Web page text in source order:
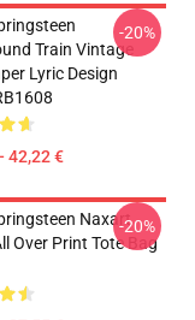
Train Vintage
Lyric Design
42,22 €
-20%
Naxart
Over Print Tote Bag
-20%